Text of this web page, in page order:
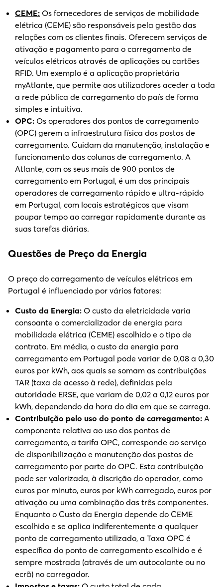
CEME: Os fornecedores de serviços de mobilidade
elétrica (CEME) são responsáveis pela gestão das
relações com os clientes finais. Oferecem serviços de
ativação e pagamento para o carregamento de
veículos elétricos através de aplicações ou cartões
RFID. Um exemplo é a aplicação proprietária
myAtlante, que permite aos utilizadores aceder a toda
a rede pública de carregamento do país de forma
simples e intuitiva.
OPC: Os operadores dos pontos de carregamento
(OPC) gerem a infraestrutura física dos postos de
carregamento. Cuidam da manutenção, instalação e
funcionamento das colunas de carregamento. A
Atlante, com os seus mais de 900 pontos de
carregamento em Portugal, é um dos principais
operadores de carregamento rápido e ultra-rápido
em Portugal, com locais estratégicos que visam
poupar tempo ao carregar rapidamente durante as
suas tarefas diárias.
Questões de Preço da Energia
O preço do carregamento de veículos elétricos em
Portugal é influenciado por vários fatores:
Custo da Energia: O custo da eletricidade varia
consoante o comercializador de energia para
mobilidade elétrica (CEME) escolhido e o tipo de
contrato. Em média, o custo da energia para
carregamento em Portugal pode variar de 0,08 a 0,30
euros por kWh, aos quais se somam as contribuições
TAR (taxa de acesso à rede), definidas pela
autoridade ERSE, que variam de 0,02 a 0,12 euros por
kWh, dependendo da hora do dia em que se carrega.
Contribuição pelo uso do ponto de carregamento: A
componente relativa ao uso dos pontos de
carregamento, a tarifa OPC, corresponde ao serviço
de disponibilização e manutenção dos postos de
carregamento por parte do OPC. Esta contribuição
pode ser valorizada, à discrição do operador, como
euros por minuto, euros por kWh carregado, euros por
ativação ou uma combinação das três componentes.
Enquanto o Custo da Energia depende do CEME
escolhido e se aplica indiferentemente a qualquer
ponto de carregamento utilizado, a Taxa OPC é
específica do ponto de carregamento escolhido e é
sempre mostrada (através de um autocolante ou no
ecrã) no carregador.